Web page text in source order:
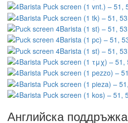
Английска поддръжка